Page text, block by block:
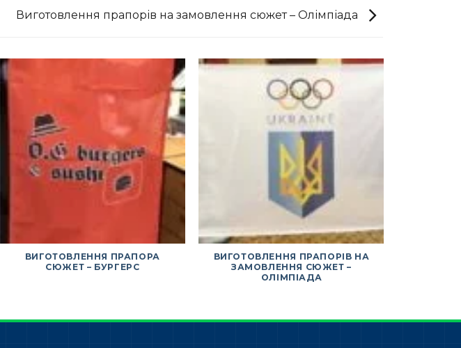
Виготовлення прапорів на замовлення сюжет – Олімпіада
ВИГОТОВЛЕННЯ ПРАПОРА
СЮЖЕТ – БУРГЕРС
ВИГОТОВЛЕННЯ ПРАПОРІВ НА
ЗАМОВЛЕННЯ СЮЖЕТ –
ОЛІМПІАДА